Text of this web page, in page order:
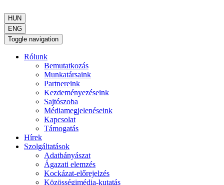
HUN
ENG
Toggle navigation
Rólunk
Bemutatkozás
Munkatársaink
Partnereink
Kezdeményezéseink
Sajtószoba
Médiamegjelenéseink
Kapcsolat
Támogatás
Hírek
Szolgáltatások
Adatbányászat
Ágazati elemzés
Kockázat-előrejelzés
Közösségimédia-kutatás